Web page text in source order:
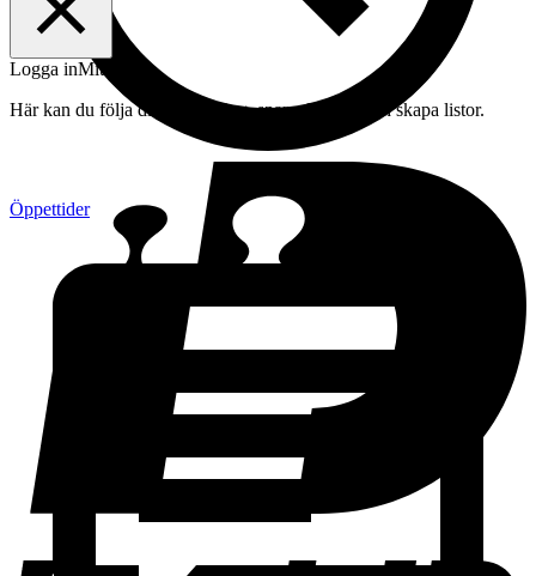
Öppettider
Logga inMitt konto
Här kan du följa din beställning, spara drycker och skapa listor.